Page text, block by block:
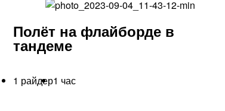
Полёт на флайборде в
тандеме
1 райдер1 час